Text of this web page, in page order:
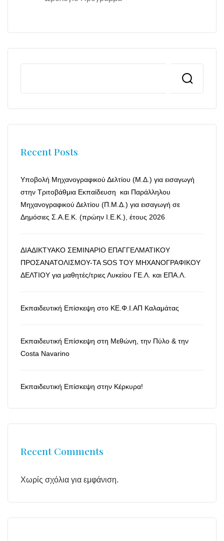
Recent Posts
Υποβολή Μηχανογραφικού Δελτίου (Μ.Δ.) για εισαγωγή
στην Τριτοβάθμια Εκπαίδευση και Παράλληλου
Μηχανογραφικού Δελτίου (Π.Μ.Δ.) για εισαγωγή σε
Δημόσιες Σ.Α.Ε.Κ. (πρώην Ι.Ε.Κ.), έτους 2026
ΔΙΑΔΙΚΤΥΑΚΟ ΣΕΜΙΝΑΡΙΟ ΕΠΑΓΓΕΛΜΑΤΙΚΟΥ
ΠΡΟΣΑΝΑΤΟΛΙΣΜΟΥ-ΤΑ SOS ΤΟΥ ΜΗΧΑΝΟΓΡΑΦΙΚΟΥ
ΔΕΛΤΙΟΥ για μαθητές/τριες Λυκείου ΓΕ.Λ. και ΕΠΑ.Λ.
Εκπαιδευτική Επίσκεψη στο ΚΕ.Φ.Ι.ΑΠ Καλαμάτας
Εκπαιδευτική Επίσκεψη στη Μεθώνη, την Πύλο & την
Costa Navarino
Εκπαιδευτική Επίσκεψη στην Κέρκυρα!
Recent Comments
Χωρίς σχόλια για εμφάνιση.